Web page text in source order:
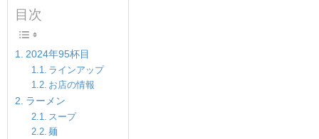
目次
2024年95杯目
ラインアップ
お店の情報
ラーメン
スープ
麺